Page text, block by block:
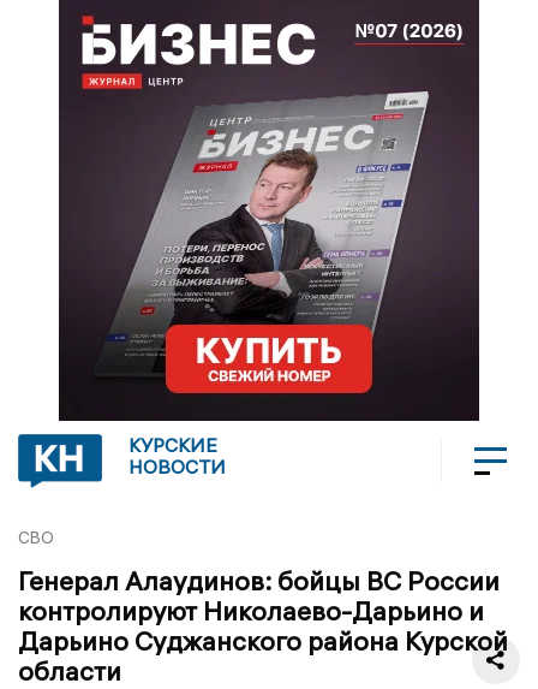
КУРСКИЕ
НОВОСТИ
СВО
Генерал Алаудинов: бойцы ВС России
контролируют Николаево-Дарьино и
Дарьино Суджанского района Курской
области